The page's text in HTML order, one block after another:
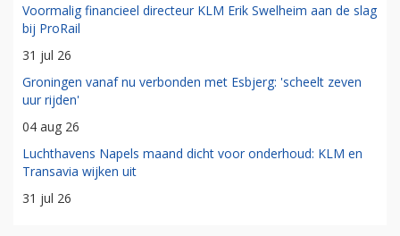
Voormalig financieel directeur KLM Erik Swelheim aan de slag
bij ProRail
31 jul 26
Groningen vanaf nu verbonden met Esbjerg: 'scheelt zeven
uur rijden'
04 aug 26
Luchthavens Napels maand dicht voor onderhoud: KLM en
Transavia wijken uit
31 jul 26